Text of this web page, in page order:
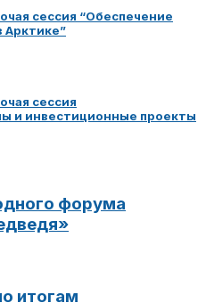
сессия “Обеспечение
Арктике”
сессия
и инвестиционные проекты
форума
итогам